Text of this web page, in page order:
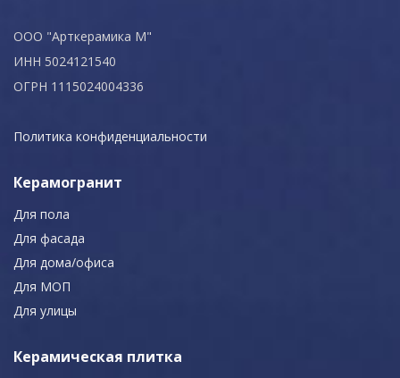
ООО "Арткерамика М"
ИНН 5024121540
ОГРН 1115024004336
Политика конфиденциальности
Керамогранит
Для пола
Для фасада
Для дома/офиса
Для МОП
Для улицы
Керамическая плитка